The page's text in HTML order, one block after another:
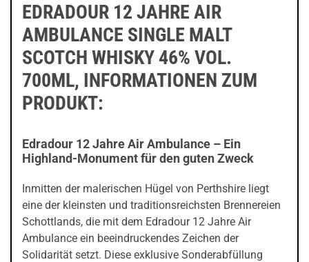
EDRADOUR 12 JAHRE AIR
AMBULANCE SINGLE MALT
SCOTCH WHISKY 46% VOL.
700ML, INFORMATIONEN ZUM
PRODUKT:
Edradour 12 Jahre Air Ambulance – Ein
Highland-Monument für den guten Zweck
Inmitten der malerischen Hügel von Perthshire liegt
eine der kleinsten und traditionsreichsten Brennereien
Schottlands, die mit dem Edradour 12 Jahre Air
Ambulance ein beeindruckendes Zeichen der
Solidarität setzt. Diese exklusive Sonderabfüllung